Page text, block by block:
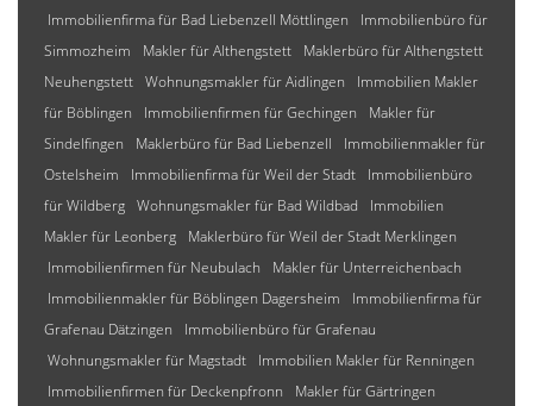
Immobilienfirma für Bad Liebenzell Möttlingen
Immobilienbüro für
Simmozheim
Makler für Althengstett
Maklerbüro für Althengstett
Neuhengstett Wohnungsmakler für Aidlingen
Immobilien Makler
für Böblingen
Immobilienfirmen für Gechingen
Makler für
Sindelfingen
Maklerbüro für Bad Liebenzell
Immobilienmakler für
Ostelsheim
Immobilienfirma für Weil der Stadt
Immobilienbüro
für Wildberg Wohnungsmakler für Bad Wildbad
Immobilien
Makler für Leonberg
Maklerbüro für Weil der Stadt Merklingen
Immobilienfirmen für Neubulach
Makler für Unterreichenbach
Immobilienmakler für Böblingen Dagersheim
Immobilienfirma für
Grafenau Dätzingen
Immobilienbüro für Grafenau
Wohnungsmakler für Magstadt
Immobilien Makler für Renningen
Immobilienfirmen für Deckenpfronn
Makler für Gärtringen